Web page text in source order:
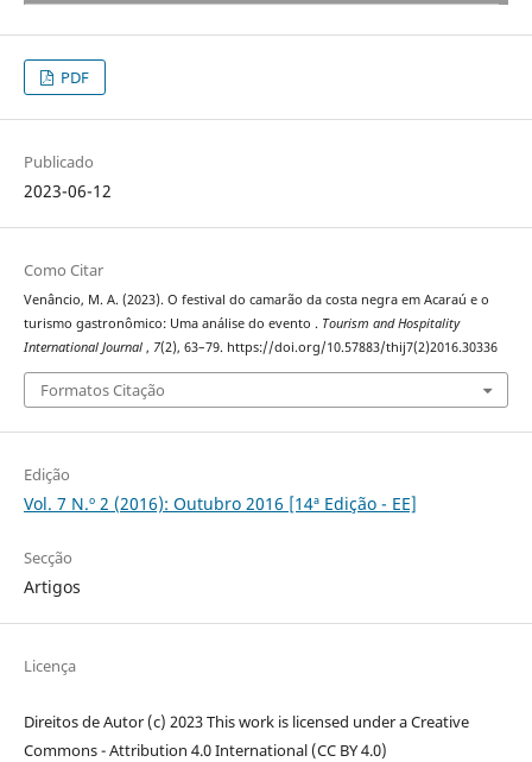
PDF
Publicado
2023-06-12
Como Citar
Venâncio, M. A. (2023). O festival do camarão da costa negra em Acaraú e o
turismo gastronômico: Uma análise do evento . Tourism and Hospitality
International Journal , 7(2), 63–79. https://doi.org/10.57883/thij7(2)2016.30336
Formatos Citação
Edição
Vol. 7 N.º 2 (2016): Outubro 2016 [14ª Edição - EE]
Secção
Artigos
Licença
Direitos de Autor (c) 2023 This work is licensed under a Creative
Commons - Attribution 4.0 International (CC BY 4.0)